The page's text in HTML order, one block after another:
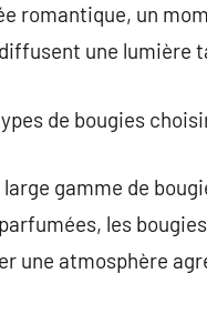
romantique, un
une lumière
de bougies
large gamme de
les
une atmosphère